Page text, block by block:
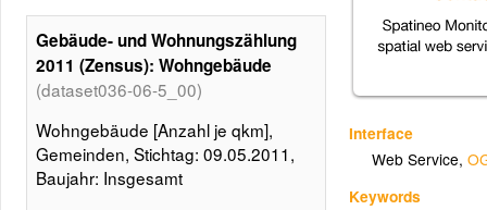
Interface
Web Service,
Keywords
Gebäude- und Wohnungszählung
2011 (Zensus): Wohngebäude
(dataset036-06-5_00)
Wohngebäude [Anzahl je qkm],
Gemeinden, Stichtag: 09.05.2011,
Baujahr: Insgesamt